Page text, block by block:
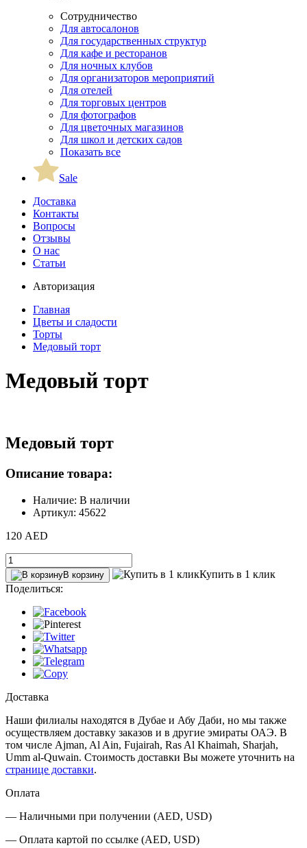
Сотрудничество
Для автосалонов
Для государственных структур
Для кафе и ресторанов
Для ночных клубов
Для организаторов мероприятий
Для отелей
Для торговых центров
Для фотографов
Для цветочных магазинов
Для школ и детских садов
Показать все
Sale
Доставка
Контакты
Вопросы
Отзывы
О нас
Статьи
Авторизация
Главная
Цветы и сладости
Торты
Медовый торт
Медовый торт
Медовый торт
Описание товара:
Наличие: В наличии
Артикул: 45622
120 AED
В корзину
Купить в 1 клик
Поделиться:
Доставка
Наши филиалы находятся в Дубае и Абу Даби, но мы также
осуществляем доставку заказов и в другие эмираты ОАЭ. В
том числе Ajman, Al Ain‎, Fujairah, Ras Al Khaimah, Sharjah,
Umm al-Quwain. Стоимость доставки Вы можете уточнить на
странице доставки.
Оплата
— Наличными при получении (AED, USD)
— Оплата картой по ссылке (AED, USD)